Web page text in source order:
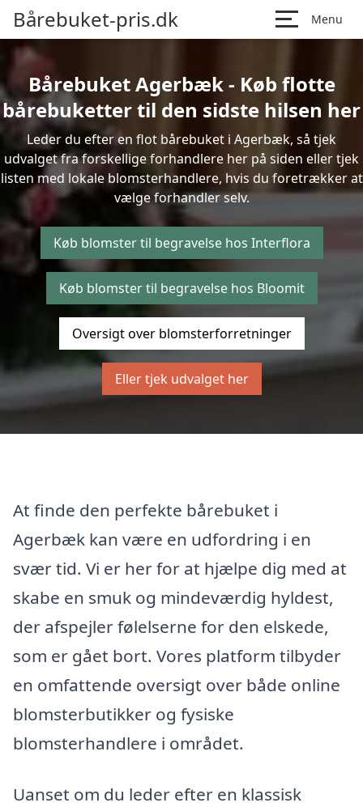
Bårebuket-pris.dk Menu
Bårebuket Agerbæk - Køb flotte
bårebuketter til den sidste hilsen her
Leder du efter en flot bårebuket i Agerbæk, så tjek
udvalget fra forskellige forhandlere her på siden eller tjek
listen med lokale blomsterhandlere, hvis du foretrækker at
vælge forhandler selv.
Køb blomster til begravelse hos Interflora
Køb blomster til begravelse hos Bloomit
Oversigt over blomsterforretninger
Eller tjek udvalget her
At finde den perfekte bårebuket i
Agerbæk kan være en udfordring i en
svær tid. Vi er her for at hjælpe dig med at
skabe en smuk og mindeværdig hyldest,
der afspejler følelserne for den elskede,
som er gået bort. Vores platform tilbyder
en omfattende oversigt over både online
blomsterbutikker og fysiske
blomsterhandlere i området.
Uanset om du leder efter en klassisk